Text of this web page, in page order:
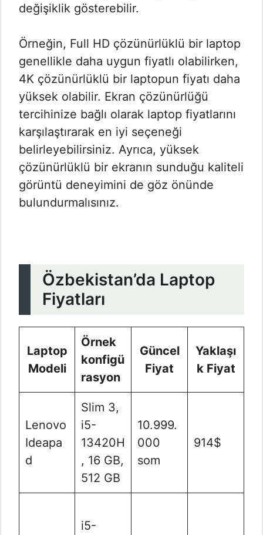
değişiklik gösterebilir.
Örneğin, Full HD çözünürlüklü bir laptop
genellikle daha uygun fiyatlı olabilirken,
4K çözünürlüklü bir laptopun fiyatı daha
yüksek olabilir. Ekran çözünürlüğü
tercihinize bağlı olarak laptop fiyatlarını
karşılaştırarak en iyi seçeneği
belirleyebilirsiniz. Ayrıca, yüksek
çözünürlüklü bir ekranın sunduğu kaliteli
görüntü deneyimini de göz önünde
bulundurmalısınız.
Özbekistan’da Laptop
Fiyatları
Laptop
Modeli
Örnek
konfigü
rasyon
Güncel
Fiyat
Yaklaşı
k Fiyat
Lenovo
Ideapa
d
Slim 3,
i5-
13420H
, 16 GB,
512 GB
10.999.
000
som
914$
i5-